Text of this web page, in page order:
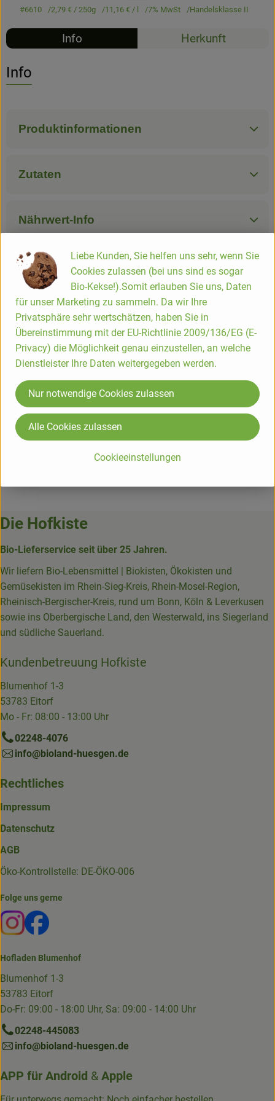
#6610 2,79 €/ 250g 11,16 €/ l 7% MwSt Handelsklasse II
Info Herkunft
Info
Produktinformationen
Zutaten
Nährwert-Info
Produktdatenblatt
Herkunft
Hersteller: Byodo
DV
Byodo
Die Hofkiste
Bio-Lieferservice seit über 25 Jahren.
Wir liefern Bio-Lebensmittel | Biokisten, Ökokisten und
Gemüsekisten im Rhein-Sieg-Kreis, Rhein-Mosel-Region,
Rheinisch-Bergischer-Kreis, rund um Bonn, Köln & Leverkusen
sowie ins Oberbergische Land, den Westerwald, ins Siegerland
und südliche Sauerland.
Kundenbetreuung Hofkiste
Blumenhof 1-3
53783 Eitorf
Mo - Fr: 08:00 - 13:00 Uhr
02248-4076
info@bioland-huesgen.de
Rechtliches
Impressum
Datenschutz
AGB
Öko-Kontrollstelle: DE-ÖKO-006
Folge uns gerne
Externer Link zu https://www.instagram.com/die.hofkiste/
Externer Link zu https://www.facebook.com/p/Die-
Hofladen Blumenhof
Blumenhof 1-3
53783 Eitorf
Do-Fr: 09:00 - 18:00 Uhr, Sa: 09:00 - 14:00 Uhr
02248-445083
info@bioland-huesgen.de
APP für Android & Apple
Liebe Kunden, Sie helfen uns sehr, wenn Sie
Cookies zulassen (bei uns sind es sogar
Bio-Kekse!).Somit erlauben Sie uns, Daten
für unser Marketing zu sammeln. Da wir Ihre
Privatsphäre sehr wertschätzen, haben Sie in
Übereinstimmung mit der EU-Richtlinie 2009/136/EG (E-
Privacy) die Möglichkeit genau einzustellen, an welche
Dienstleister Ihre Daten weitergegeben werden.
Cookieeinstellungen
Nur notwendige Cookies zulassen
Alle Cookies zulassen